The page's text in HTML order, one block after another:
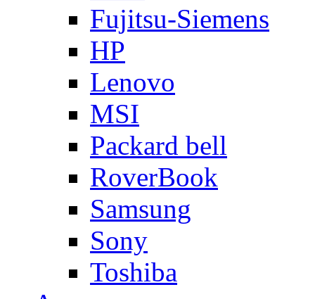
Fujitsu-Siemens
HP
Lenovo
MSI
Packard bell
RoverBook
Samsung
Sony
Toshiba